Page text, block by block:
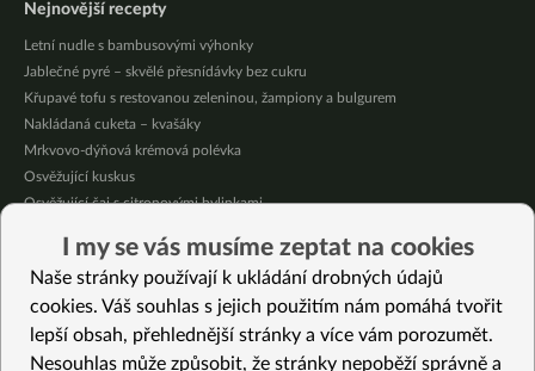
Nejnovější recepty
Letní nudle s bambusovými výhonky
Jablečné pyré – skvělé přesnídávky bez cukru
Křupavé tofu s restovanou zeleninou, žampiony a bulgurem
Nakládaná cuketa – kvašáky
Mrkvovo-dýňová krémová polévka
Osvěžující kuskus
Osvěžující čaj s citronovými bylinkami
Čokoládové muffiny s mangovým krémem
Meruňky a jablka v citrónovém želé
Vybrané recepty
I my se vás musíme zeptat na cookies
Naše stránky používají k ukládání drobných údajů
cookies. Váš souhlas s jejich použitím nám pomáhá tvořit
lepší obsah, přehlednější stránky a více vám porozumět.
Nesouhlas může způsobit, že stránky nepoběží správně a